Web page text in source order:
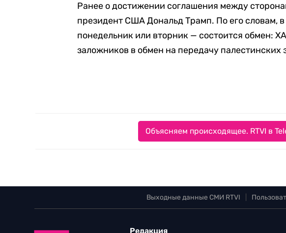
Ранее о достижении соглашения между
президент США Дональд Трамп. По его словам,
понедельник или вторник — состоится обмен:
заложников в обмен на передачу палестинских
Объясняем происходящее. RTVI в
Выходные данные СМИ RTVI
Редакция